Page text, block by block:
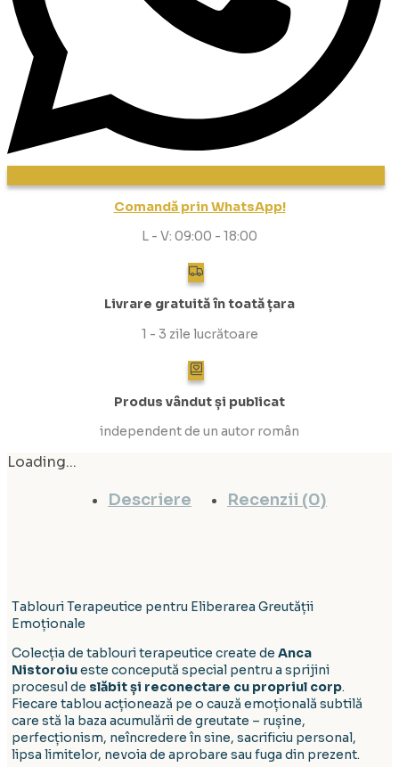
Comandă prin WhatsApp!
L - V: 09:00 - 18:00
Livrare gratuită în toată țara
1 - 3 zile lucrătoare
Produs vândut și publicat
independent de un autor român
Loading...
Descriere Recenzii (0)
Tablouri Terapeutice pentru Eliberarea Greutății
Emoționale
Colecția de tablouri terapeutice create de Anca
Nistoroiueste concepută special pentru a sprijini
procesul de slăbit și reconectare cu propriul corp.
Fiecare tablou acționează pe o cauză emoțională subtilă
care stă la baza acumulării de greutate – rușine,
perfecționism, neîncredere în sine, sacrificiu personal,
lipsa limitelor, nevoia de aprobare sau fuga din prezent.